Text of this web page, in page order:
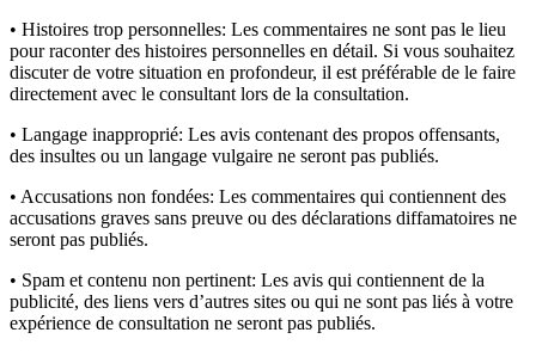
• Histoires trop personnelles: Les commentaires ne sont pas le lieu
pour raconter des histoires personnelles en détail. Si vous souhaitez
discuter de votre situation en profondeur, il est préférable de le faire
directement avec le consultant lors de la consultation.
• Langage inapproprié: Les avis contenant des propos offensants,
des insultes ou un langage vulgaire ne seront pas publiés.
• Accusations non fondées: Les commentaires qui contiennent des
accusations graves sans preuve ou des déclarations diffamatoires ne
seront pas publiés.
• Spam et contenu non pertinent: Les avis qui contiennent de la
publicité, des liens vers d’autres sites ou qui ne sont pas liés à votre
expérience de consultation ne seront pas publiés.